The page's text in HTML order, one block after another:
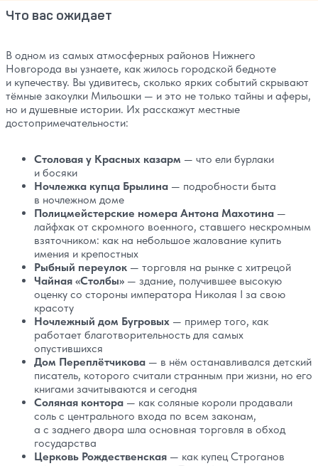
Что вас ожидает
В одном из самых атмосферных районов Нижнего
Новгорода вы узнаете, как жилось городской бедноте
и купечеству. Вы удивитесь, сколько ярких событий скрывают
тёмные закоулки Мильошки — и это не только тайны и аферы,
но и душевные истории. Их расскажут местные
достопримечательности:
Столовая у Красных казарм — что ели бурлаки
и босяки
Ночлежка купца Брылина — подробности быта
в ночлежном доме
Полицмейстерские номера Антона Махотина —
лайфхак от скромного военного, ставшего нескромным
взяточником: как на небольшое жалование купить
имения и крепостных
Рыбный переулок — торговля на рынке с хитрецой
Чайная «Столбы» — здание, получившее высокую
оценку со стороны императора Николая I за свою
красоту
Ночлежный дом Бугровых — пример того, как
работает благотворительность для самых
опустившихся
Дом Переплётчикова — в нём останавливался детский
писатель, которого считали странным при жизни, но его
книгами зачитываются и сегодня
Соляная контора — как соляные короли продавали
соль с центрального входа по всем законам,
а с заднего двора шла основная торговля в обход
государства
Церковь Рождественская — как купец Строганов